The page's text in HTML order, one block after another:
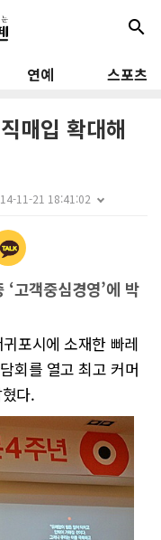
search
연예 스포츠
매입 확대해
11-21 18:41:02
‘고객중심경영’에 박
포시에 소재한 빠레
회를 열고 최고 커머
다.